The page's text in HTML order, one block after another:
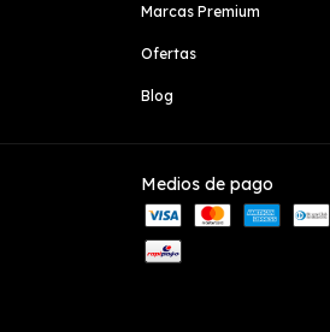
Marcas Premium
Ofertas
Blog
Medios de pago